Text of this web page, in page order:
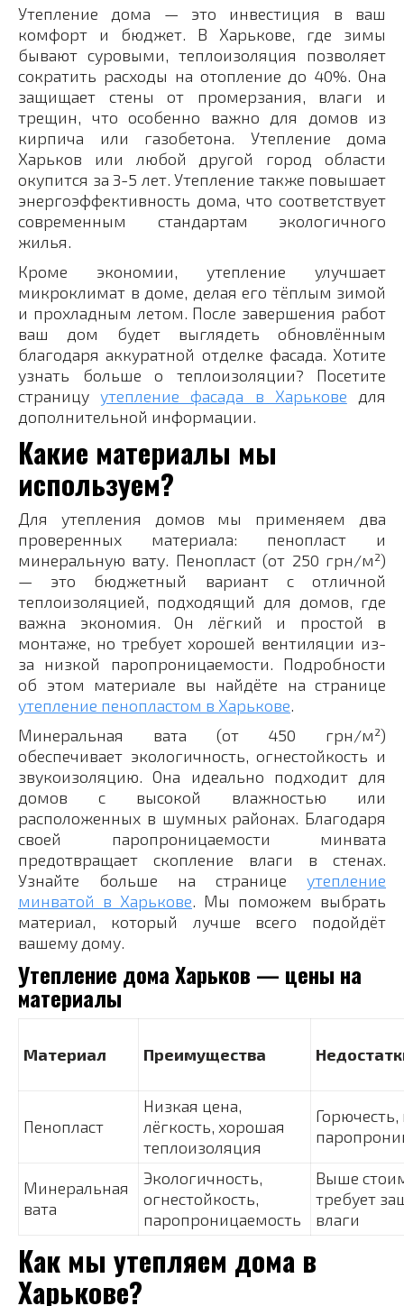
Утепление дома — это инвестиция в ваш
комфорт и бюджет. В Харькове, где зимы
бывают суровыми, теплоизоляция позволяет
сократить расходы на отопление до 40%. Она
защищает стены от промерзания, влаги и
трещин, что особенно важно для домов из
кирпича или газобетона. Утепление дома
Харьков или любой другой город области
окупится за 3-5 лет. Утепление также повышает
энергоэффективность дома, что соответствует
современным стандартам экологичного
жилья.
Кроме экономии, утепление улучшает
микроклимат в доме, делая его тёплым зимой
и прохладным летом. После завершения работ
ваш дом будет выглядеть обновлённым
благодаря аккуратной отделке фасада. Хотите
узнать больше о теплоизоляции? Посетите
страницуутепление фасада в Харькове для
дополнительной информации.
Какие материалы мы
используем?
Для утепления домов мы применяем два
проверенных материала: пенопласт и
минеральную вату. Пенопласт (от 250 грн/м²)
— это бюджетный вариант с отличной
теплоизоляцией, подходящий для домов, где
важна экономия. Он лёгкий и простой в
монтаже, но требует хорошей вентиляции из-
за низкой паропроницаемости. Подробности
об этом материале вы найдёте на странице
утепление пенопластом в Харькове.
Минеральная вата (от 450 грн/м²)
обеспечивает экологичность, огнестойкость и
звукоизоляцию. Она идеально подходит для
домов с высокой влажностью или
расположенных в шумных районах. Благодаря
своей паропроницаемости минвата
предотвращает скопление влаги в стенах.
Узнайте больше на странице утепление
минватой в Харькове. Мы поможем выбрать
материал, который лучше всего подойдёт
вашему дому.
Утепление дома Харьков — цены на
материалы
Материал Преимущества
Пенопласт
Низкая цена,
лёгкость, хорошая
теплоизоляция
Минеральная
вата
Экологичность,
огнестойкость,
паропроницаемость
Выше
требует
влаги
Как мы утепляем дома в
Харькове?